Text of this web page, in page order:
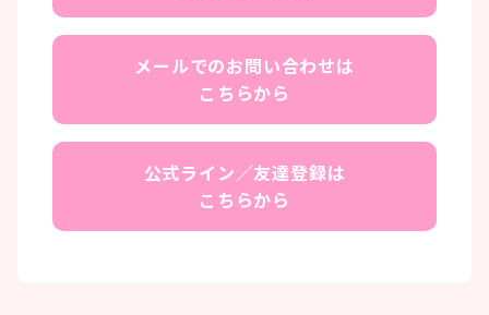
メールでのお問い合わせは
こちらから
公式ライン／友達登録は
こちらから